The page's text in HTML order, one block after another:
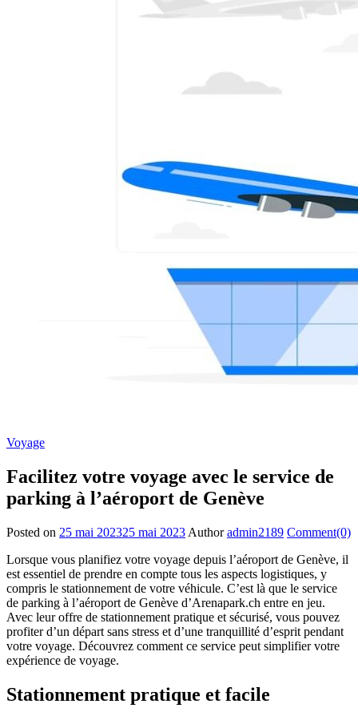
Voyage
Facilitez votre voyage avec le service de
parking à l’aéroport de Genève
Posted on 25 mai 202325 mai 2023 Author admin2189 Comment(0)
Lorsque vous planifiez votre voyage depuis l’aéroport de Genève, il
est essentiel de prendre en compte tous les aspects logistiques, y
compris le stationnement de votre véhicule. C’est là que le service
de parking à l’aéroport de Genève d’Arenapark.ch entre en jeu.
Avec leur offre de stationnement pratique et sécurisé, vous pouvez
profiter d’un départ sans stress et d’une tranquillité d’esprit pendant
votre voyage. Découvrez comment ce service peut simplifier votre
expérience de voyage.
Stationnement pratique et facile